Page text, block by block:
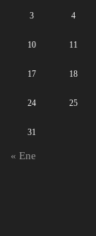
3 4
10 11
17 18
24 25
31
« Ene